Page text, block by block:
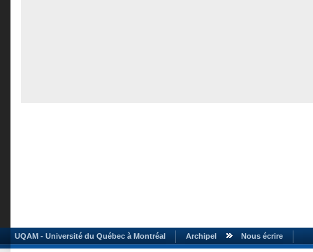
UQAM - Université du Québec à Montréal Archipel Nous écrire